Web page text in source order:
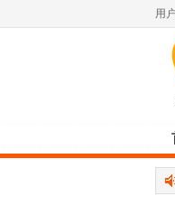
用